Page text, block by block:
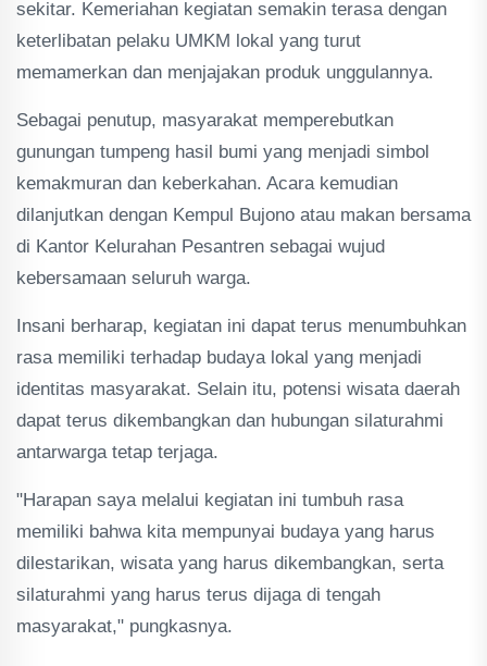
sekitar. Kemeriahan kegiatan semakin terasa dengan
keterlibatan pelaku UMKM lokal yang turut
memamerkan dan menjajakan produk unggulannya.
Sebagai penutup, masyarakat memperebutkan
gunungan tumpeng hasil bumi yang menjadi simbol
kemakmuran dan keberkahan. Acara kemudian
dilanjutkan dengan Kempul Bujono atau makan bersama
di Kantor Kelurahan Pesantren sebagai wujud
kebersamaan seluruh warga.
Insani berharap, kegiatan ini dapat terus menumbuhkan
rasa memiliki terhadap budaya lokal yang menjadi
identitas masyarakat. Selain itu, potensi wisata daerah
dapat terus dikembangkan dan hubungan silaturahmi
antarwarga tetap terjaga.
"Harapan saya melalui kegiatan ini tumbuh rasa
memiliki bahwa kita mempunyai budaya yang harus
dilestarikan, wisata yang harus dikembangkan, serta
silaturahmi yang harus terus dijaga di tengah
masyarakat," pungkasnya.